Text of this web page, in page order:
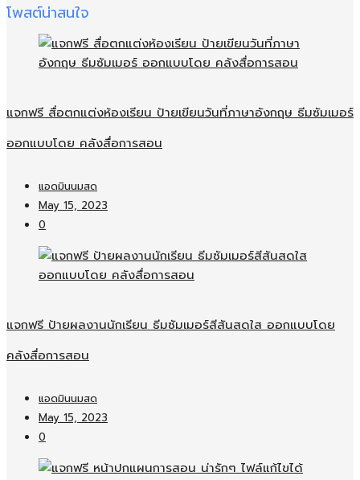
โพสต์น่าสนใจ
แจกฟรี สื่อตกแต่งห้องเรียน ป้ายเขียนวันที่ภาษาอังกฤษ ธีมซัมเมอร์
ออกแบบโดย คลังสื่อการสอน
แอดมินนมสด
May 15, 2023
0
แจกฟรี ป้ายผลงานนักเรียน ธีมซัมเมอร์สีสันสดใส ออกแบบโดย
คลังสื่อการสอน
แอดมินนมสด
May 15, 2023
0